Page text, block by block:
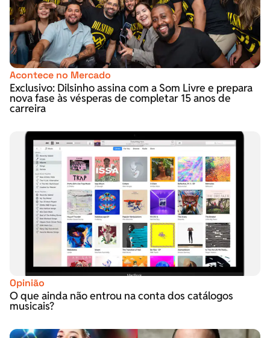
Acontece no Mercado
Exclusivo: Dilsinho assina com a Som Livre e prepara
nova fase às vésperas de completar 15 anos de
carreira
Opinião
O que ainda não entrou na conta dos catálogos
musicais?